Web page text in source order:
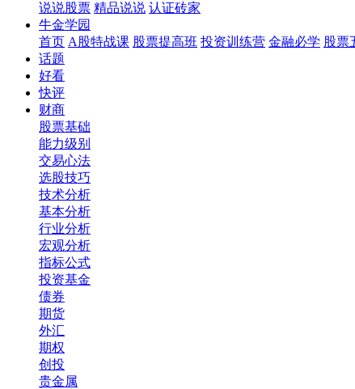
说说股票 精品说说 认证砖家
牛金学园
首页 A股特战课 股票提高班 投资训练营 金融必学 股票
话题
好看
快评
财商
股票基础
能力级别
交易心法
选股技巧
技术分析
基本分析
行业分析
宏观分析
指标公式
投资基金
债券
期货
外汇
期权
创投
贵金属